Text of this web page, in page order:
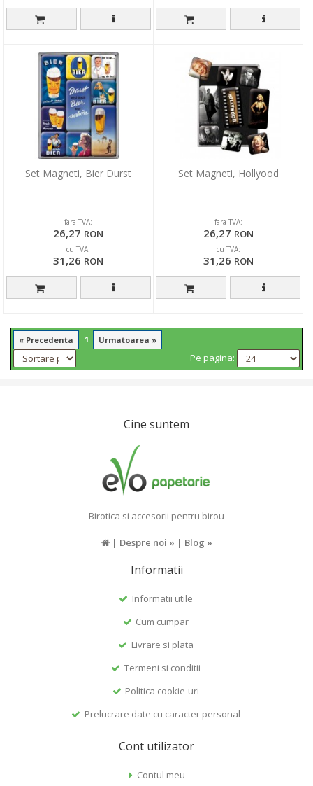
Set Magneti, Bier Durst
fara TVA:
26,27 RON
cu TVA:
31,26 RON
Set Magneti, Hollyood
fara TVA:
26,27 RON
cu TVA:
31,26 RON
« Precedenta 1 Urmatoarea »
Pe pagina:
Cine suntem
Birotica si accesorii pentru birou
| Despre noi » | Blog »
Informatii
Informatii utile
Cum cumpar
Livrare si plata
Termeni si conditii
Politica cookie-uri
Prelucrare date cu caracter personal
Cont utilizator
Contul meu